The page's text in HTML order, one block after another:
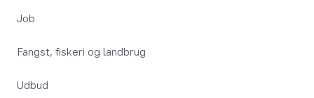
Job
Fangst, fiskeri og landbrug
Udbud